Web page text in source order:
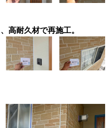
高耐久材で再施工。